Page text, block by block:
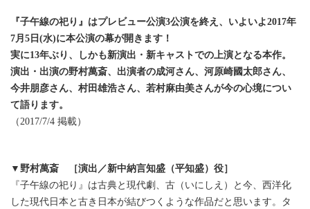
『子午線の祀り』はプレビュー公演3公演を終え、いよいよ2017年
7月5日(水)に本公演の幕が開きます！
実に13年ぶり、しかも新演出・新キャストでの上演となる本作。
演出・出演の野村萬斎、出演者の成河さん、河原崎國太郎さん、
今井朋彦さん、村田雄浩さん、若村麻由美さんが今の心境につい
て語ります。
（2017/7/4 掲載）
▼野村萬斎 ［演出／新中納言知盛（平知盛）役］
『子午線の祀り』は古典と現代劇、古（いにしえ）と今、西洋化
した現代日本と古き日本が結びつくような作品だと思います。タ